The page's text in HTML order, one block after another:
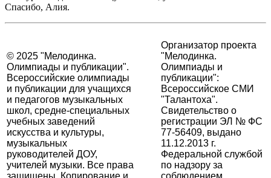
Спасибо, Алия.
© 2025 "Мелодинка.
Олимпиады и публикации".
Всероссийские олимпиады
и публикации для учащихся
и педагогов музыкальных
школ, средне-специальных
учебных заведений
искусства и культуры,
музыкальных
руководителей ДОУ,
учителей музыки. Все права
защищены. Копирование и
Организатор проекта
"Мелодинка.
Олимпиады и
публикации":
Всероссийское СМИ
"Талантоха".
Свидетельство о
регистрации ЭЛ № ФС
77-56409, выдано
11.12.2013 г.
Федеральной службой
по надзору за
соблюдением